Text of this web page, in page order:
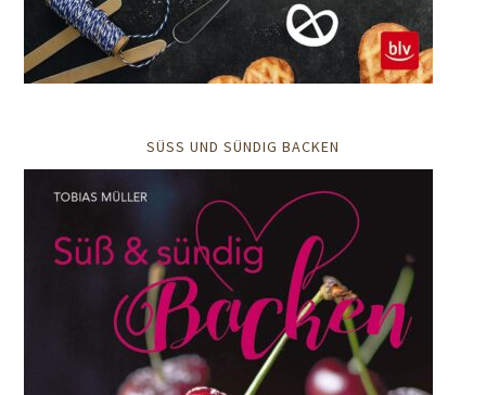
SÜSS UND SÜNDIG BACKEN